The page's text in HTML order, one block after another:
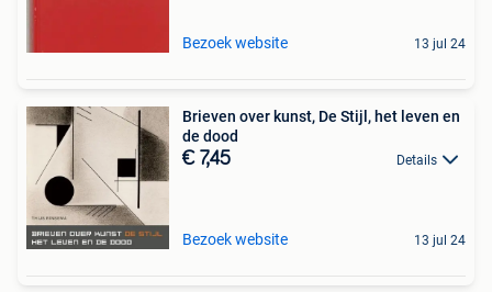
Bezoek website 13 jul 24
Brieven over kunst, De Stijl, het leven en
de dood
€ 7,45 Details
Bezoek website 13 jul 24